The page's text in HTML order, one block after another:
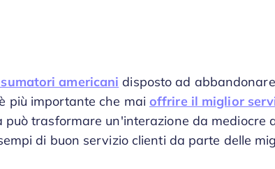
americani disposto ad
più importante che mai offrire il miglior
può trasformare un'interazione da mediocre
di buon servizio clienti da parte delle